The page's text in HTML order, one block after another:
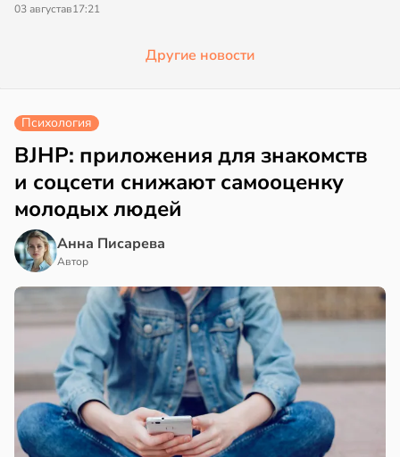
03 августав17:21
Другие новости
Психология
BJHP: приложения для знакомств
и соцсети снижают самооценку
молодых людей
Анна Писарева
Автор